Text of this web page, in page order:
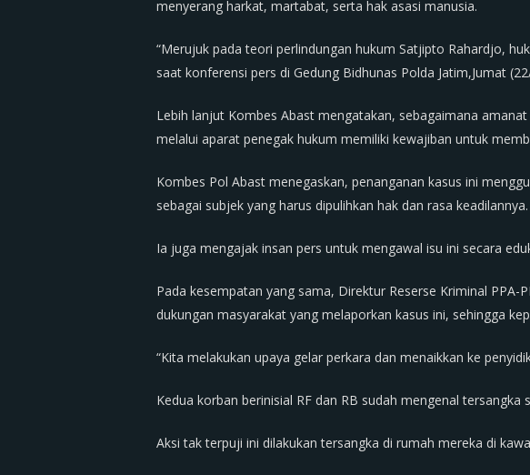
menyerang harkat, martabat, serta hak asasi manusia.
“Merujuk pada teori perlindungan hukum Satjipto Rahardjo,
saat konferensi pers di Gedung Bidhunas Polda Jatim,Jumat
Lebih lanjut Kombes Abast mengatakan, sebagaimana
melalui aparat penegak hukum memiliki kewajiban untuk
Kombes Pol Abast menegaskan, penanganan kasus ini
sebagai subjek yang harus dipulihkan hak dan rasa keadilannya.
Ia juga mengajak insan pers untuk mengawal isu ini secara
Pada kesempatan yang sama, Direktur Reserse Kriminal
dukungan masyarakat yang melaporkan kasus ini, sehingga
“Kita melakukan upaya gelar perkara dan menaikkan ke
Kedua korban berinisial RF dan RB sudah mengenal
Aksi tak terpuji ini dilakukan tersangka di rumah mereka di